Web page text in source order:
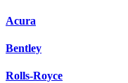
Acura
Bentley
Rolls-Royce